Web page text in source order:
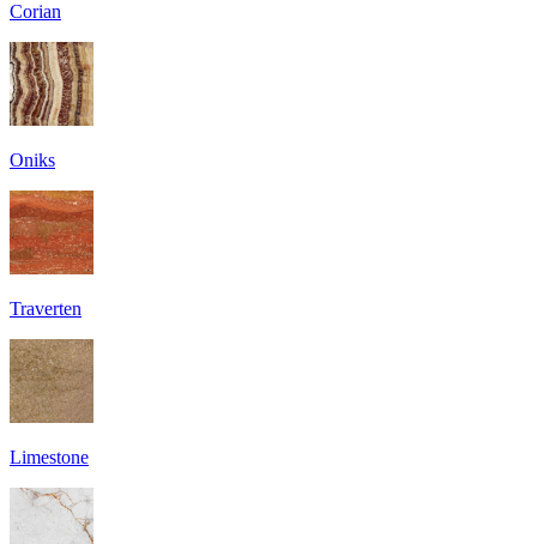
Corian
Oniks
Traverten
Limestone